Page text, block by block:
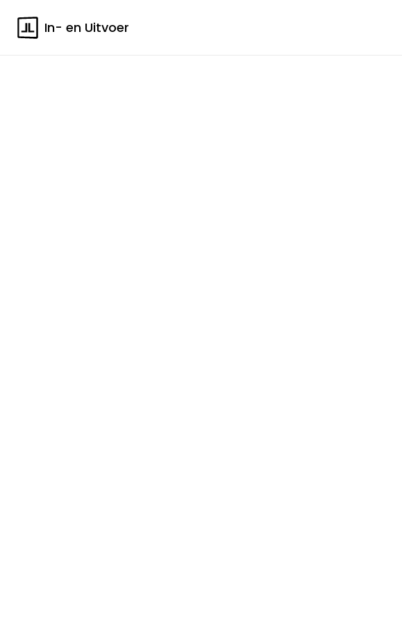
In- en Uitvoer